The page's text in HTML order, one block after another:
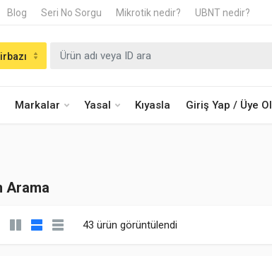
Blog Seri No Sorgu Mikrotik nedir? UBNT nedir?
Markalar Yasal Kıyasla Giriş Yap / Üye Ol
Arama
43 ürün görüntülendi